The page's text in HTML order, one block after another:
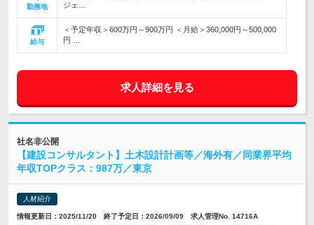
勤務地
ジェ…
給与
＜予定年収＞600万円～900万円 ＜月給＞360,000円～500,000
円 …
求人詳細を見る
社名非公開
【建設コンサルタント】土木設計計画等／海外有／同業界平均
年収TOPクラス：987万／東京
人材紹介
情報更新日：2025/11/20 終了予定日：2026/09/09 求人管理No. 14716A